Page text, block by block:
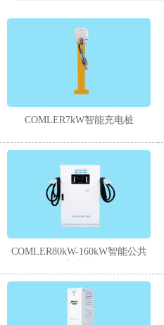
COMLER7kW智能充电桩
COMLER80kW-160kW智能公共